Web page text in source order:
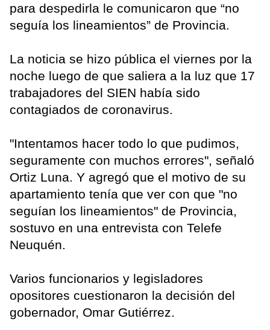
para despedirla le comunicaron que “no
seguía los lineamientos” de Provincia.
La noticia se hizo pública el viernes por la
noche luego de que saliera a la luz que 17
trabajadores del SIEN había sido
contagiados de coronavirus.
"Intentamos hacer todo lo que pudimos,
seguramente con muchos errores", señaló
Ortiz Luna. Y agregó que el motivo de su
apartamiento tenía que ver con que "no
seguían los lineamientos" de Provincia,
sostuvo en una entrevista con Telefe
Neuquén.
Varios funcionarios y legisladores
opositores cuestionaron la decisión del
gobernador, Omar Gutiérrez.